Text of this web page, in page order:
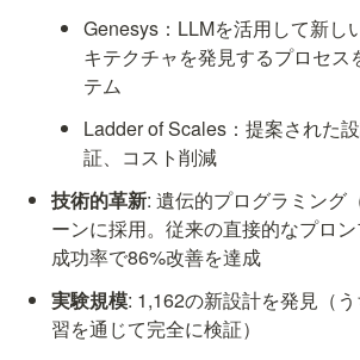
Genesys：LLMを活用して新し
キテクチャを発見するプロセス
テム
Ladder of Scales：提案された
証、コスト削減
技術的革新: 遺伝的プログラミング
ーンに採用。従来の直接的なプロ
成功率で86%改善を達成
実験規模: 1,162の新設計を発見（
習を通じて完全に検証）